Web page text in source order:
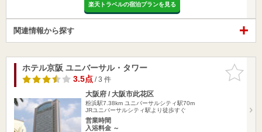
楽天トラベルの宿泊プランを見る
関連情報から探す
お気に入
りに追加
ホテル京阪 ユニバーサル・タワー
3.5点/ 3 件
大阪府 / 大阪市此花区
粉浜駅7.38km ユニバーサルシティ駅70m
JRユニバーサルシティ駅より徒歩すぐ
営業時間
入浴料金 ～